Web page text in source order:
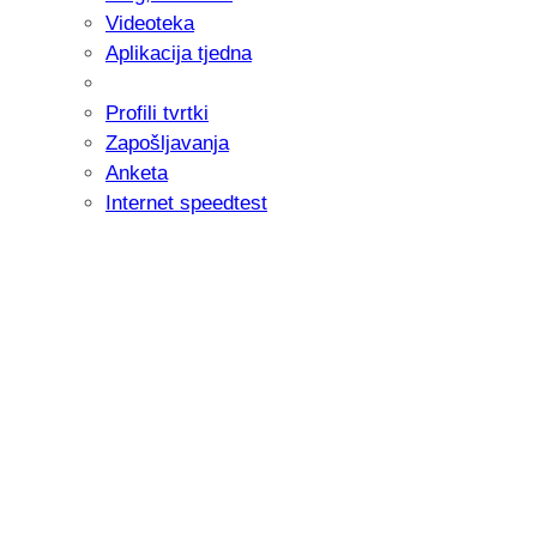
donijelo tanje i izdržljivije preklopne
Videoteka
Aplikacija tjedna
Profili tvrtki
Zapošljavanja
Anketa
Internet speedtest